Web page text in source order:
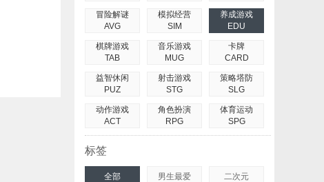
冒险解谜
AVG
模拟经营
SIM
养成游戏
EDU
棋牌游戏
TAB
音乐游戏
MUG
卡牌
CARD
益智休闲
PUZ
射击游戏
STG
策略塔防
SLG
动作游戏
ACT
角色扮演
RPG
体育运动
SPG
标签
全部 男生最爱 二次元